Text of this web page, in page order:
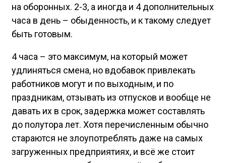
на оборонных. 2-3, а иногда и 4 дополнительных
часа в день – обыденность, и к такому следует
быть готовым.
4 часа – это максимум, на который может
удлиняться смена, но вдобавок привлекать
работников могут и по выходным, и по
праздникам, отзывать из отпусков и вообще не
давать их в срок, задержка может составлять
до полутора лет. Хотя перечисленным обычно
стараются не злоупотреблять даже на самых
загруженных предприятиях, и всё же стоит